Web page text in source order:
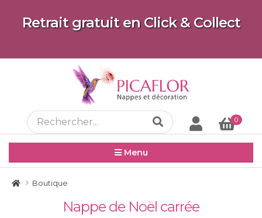
Retrait gratuit en Click & Collect
0
Menu
Boutique
Nappe de Noël carrée